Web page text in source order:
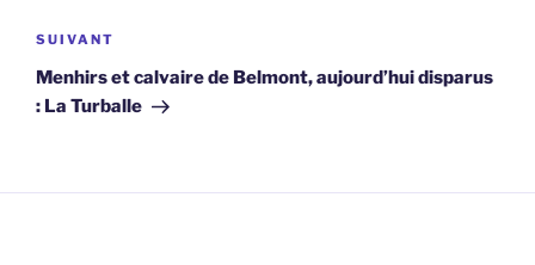
Article
suivant
SUIVANT
Menhirs et calvaire de Belmont, aujourd’hui disparus
: La Turballe